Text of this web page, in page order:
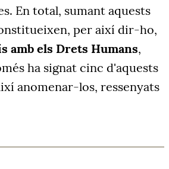
En total, sumant aquests
per així dir-ho,
amb els Drets Humans,
ha signat cinc d'aquests
anomenar-los, ressenyats